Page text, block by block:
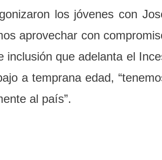
los jóvenes con
aprovechar con
inclusión que adelanta el
a temprana edad,
al país”.